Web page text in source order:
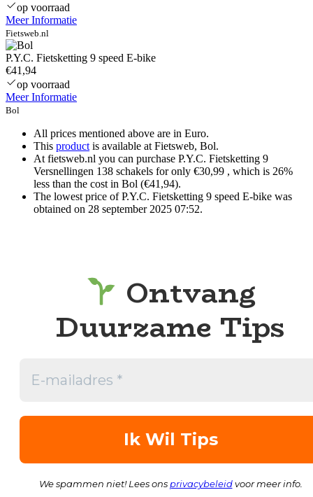
op voorraad
Meer Informatie
Fietsweb.nl
P.Y.C. Fietsketting 9 speed E-bike
€41,94
op voorraad
Meer Informatie
Bol
All prices mentioned above are in Euro.
This product is available at Fietsweb, Bol.
At fietsweb.nl you can purchase P.Y.C. Fietsketting 9
Versnellingen 138 schakels for only €30,99 , which is 26%
less than the cost in Bol (€41,94).
The lowest price of P.Y.C. Fietsketting 9 speed E-bike was
obtained on 28 september 2025 07:52.
Ontvang
Duurzame Tips
We spammen niet! Lees ons privacybeleidvoor meer info.